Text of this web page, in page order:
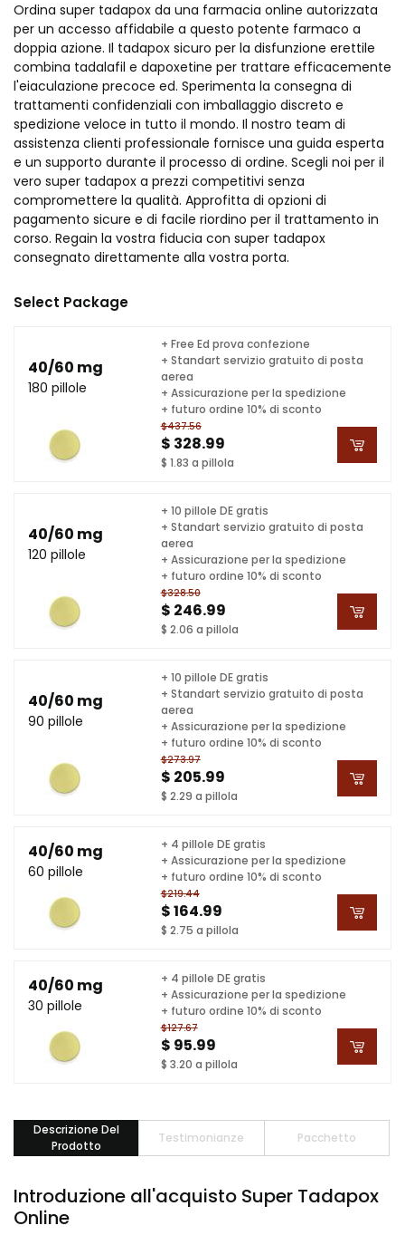
Ordina super tadapox da una farmacia online autorizzata
per un accesso affidabile a questo potente farmaco a
doppia azione. Il tadapox sicuro per la disfunzione erettile
combina tadalafil e dapoxetine per trattare efficacemente
l'eiaculazione precoce ed. Sperimenta la consegna di
trattamenti confidenziali con imballaggio discreto e
spedizione veloce in tutto il mondo. Il nostro team di
assistenza clienti professionale fornisce una guida esperta
e un supporto durante il processo di ordine. Scegli noi per il
vero super tadapox a prezzi competitivi senza
compromettere la qualità. Approfitta di opzioni di
pagamento sicure e di facile riordino per il trattamento in
corso. Regain la vostra fiducia con super tadapox
consegnato direttamente alla vostra porta.
Select Package
40/60 mg
180 pillole
$437.56
$ 328.99
$ 1.83 a pillola
+ Free Ed prova confezione
+ Standart servizio gratuito di posta
aerea
+ Assicurazione per la spedizione
+ futuro ordine 10% di sconto
40/60 mg
120 pillole
$328.50
$ 246.99
$ 2.06 a pillola
+ 10 pillole DE gratis
+ Standart servizio gratuito di posta
aerea
+ Assicurazione per la spedizione
+ futuro ordine 10% di sconto
40/60 mg
90 pillole
$273.97
$ 205.99
$ 2.29 a pillola
+ 10 pillole DE gratis
+ Standart servizio gratuito di posta
aerea
+ Assicurazione per la spedizione
+ futuro ordine 10% di sconto
40/60 mg
60 pillole
$219.44
$ 164.99
$ 2.75 a pillola
+ 4 pillole DE gratis
+ Assicurazione per la spedizione
+ futuro ordine 10% di sconto
40/60 mg
30 pillole
$127.67
$ 95.99
$ 3.20 a pillola
+ 4 pillole DE gratis
+ Assicurazione per la spedizione
+ futuro ordine 10% di sconto
Descrizione Del
Prodotto
Testimonianze Pacchetto
Introduzione all'acquisto Super Tadapox
Online